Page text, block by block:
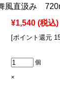
風直汲み
¥1,540 (税込)
[ポイント還元
個
×